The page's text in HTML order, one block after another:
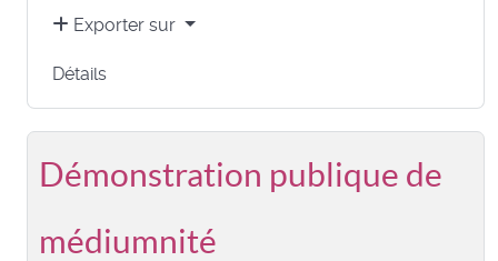
Exporter sur
Détails
Démonstration publique de
médiumnité